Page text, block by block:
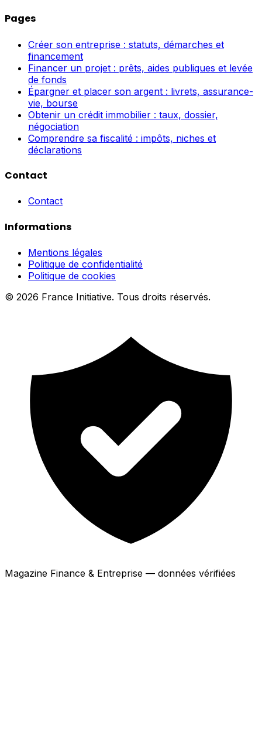
Pages
Créer son entreprise : statuts, démarches et
financement
Financer un projet : prêts, aides publiques et levée
de fonds
Épargner et placer son argent : livrets, assurance-
vie, bourse
Obtenir un crédit immobilier : taux, dossier,
négociation
Comprendre sa fiscalité : impôts, niches et
déclarations
Contact
Contact
Informations
Mentions légales
Politique de confidentialité
Politique de cookies
© 2026 France Initiative. Tous droits réservés.
Magazine Finance & Entreprise — données vérifiées